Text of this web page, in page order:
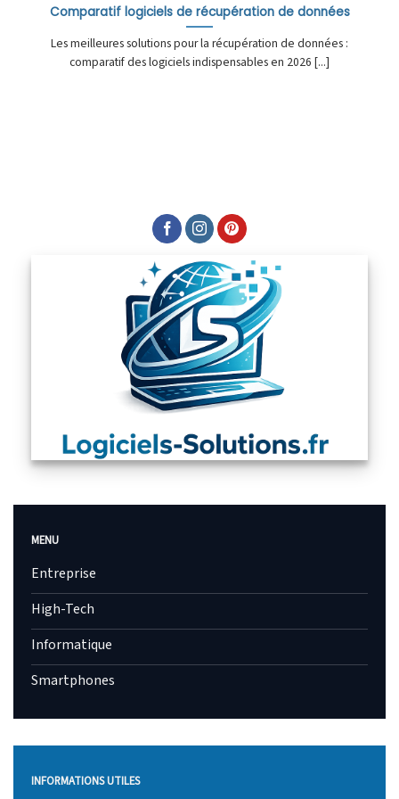
Comparatif logiciels de récupération de données
Les meilleures solutions pour la récupération de données :
comparatif des logiciels indispensables en 2026 [...]
MENU
Entreprise
High-Tech
Informatique
Smartphones
INFORMATIONS UTILES